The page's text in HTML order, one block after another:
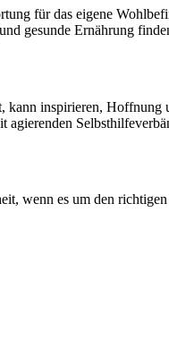
für das eigene
gesunde Ernährung
kann inspirieren,
wenn es um den